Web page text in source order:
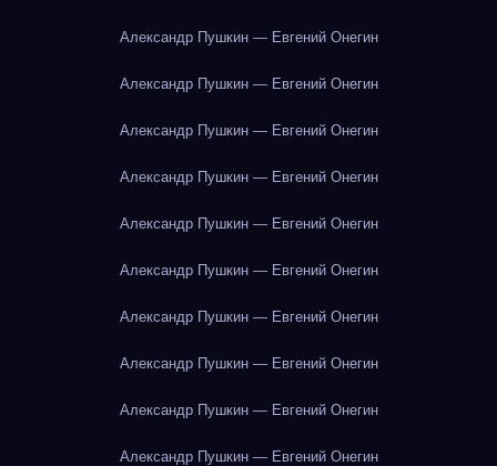
Александр Пушкин — Евгений Онегин
Александр Пушкин — Евгений Онегин
Александр Пушкин — Евгений Онегин
Александр Пушкин — Евгений Онегин
Александр Пушкин — Евгений Онегин
Александр Пушкин — Евгений Онегин
Александр Пушкин — Евгений Онегин
Александр Пушкин — Евгений Онегин
Александр Пушкин — Евгений Онегин
Александр Пушкин — Евгений Онегин